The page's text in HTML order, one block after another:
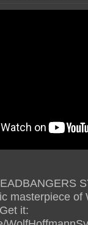
masterpiece of
it: